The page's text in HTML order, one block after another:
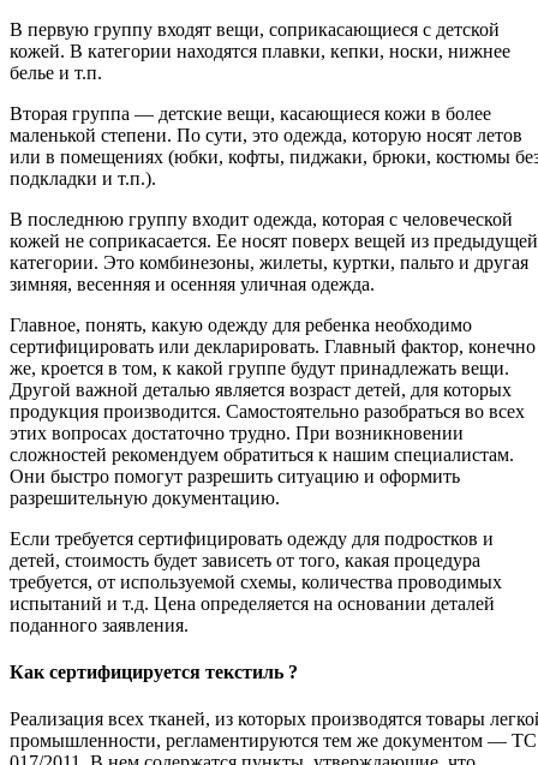
В первую группу входят вещи, соприкасающиеся с детской
кожей. В категории находятся плавки, кепки, носки, нижнее
белье и т.п.
Вторая группа — детские вещи, касающиеся кожи в более
маленькой степени. По сути, это одежда, которую носят летов
или в помещениях (юбки, кофты, пиджаки, брюки, костюмы
подкладки и т.п.).
В последнюю группу входит одежда, которая с человеческой
кожей не соприкасается. Ее носят поверх вещей из предыдущей
категории. Это комбинезоны, жилеты, куртки, пальто и другая
зимняя, весенняя и осенняя уличная одежда.
Главное, понять, какую одежду для ребенка необходимо
сертифицировать или декларировать. Главный фактор, конечно
же, кроется в том, к какой группе будут принадлежать вещи.
Другой важной деталью является возраст детей, для которых
продукция производится. Самостоятельно разобраться во всех
этих вопросах достаточно трудно. При возникновении
сложностей рекомендуем обратиться к нашим специалистам.
Они быстро помогут разрешить ситуацию и оформить
разрешительную документацию.
Если требуется сертифицировать одежду для подростков и
детей, стоимость будет зависеть от того, какая процедура
требуется, от используемой схемы, количества проводимых
испытаний и т.д. Цена определяется на основании деталей
поданного заявления.
Как сертифицируется текстиль ?
Реализация всех тканей, из которых производятся товары
промышленности, регламентируются тем же документом — ТС